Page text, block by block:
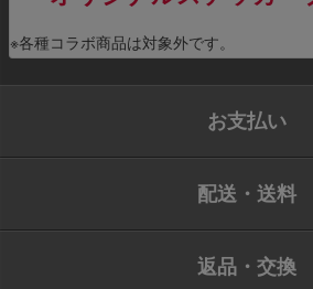
※各種コラボ商品は対象外です。
お支払い
配送・送料
返品・交換